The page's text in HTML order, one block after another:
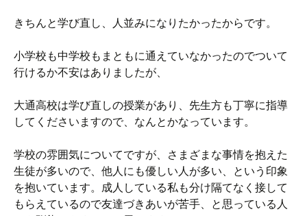
きちんと学び直し、人並みになりたかったからです。
小学校も中学校もまともに通えていなかったのでついて
行けるか不安はありましたが、
大通高校は学び直しの授業があり、先生方も丁寧に指導
してくださいますので、なんとかなっています。
学校の雰囲気についてですが、さまざまな事情を抱えた
生徒が多いので、他人にも優しい人が多い、という印象
を抱いています。成人している私も分け隔てなく接して
もらえているので友達づきあいが苦手、と思っている人